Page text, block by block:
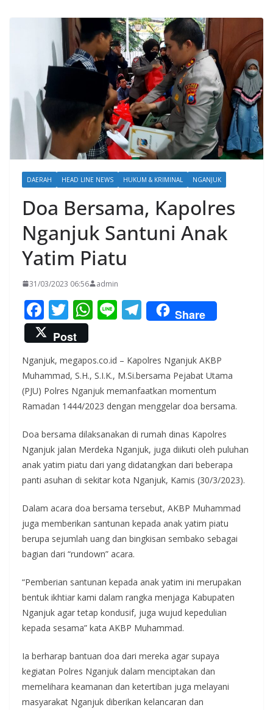
DAERAH HEAD LINE NEWS HUKUM & KRIMINAL NGANJUK
Doa Bersama, Kapolres
Nganjuk Santuni Anak
Yatim Piatu
31/03/2023 06:56 admin
F
ac
e
b
o
o
k
T
w
itt
er
W
s
A
p
p
Li T
el
gr
a
m
Share
Post
Nganjuk, megapos.co.id – Kapolres Nganjuk AKBP
Muhammad, S.H., S.I.K., M.Si.bersama Pejabat Utama
(PJU) Polres Nganjuk memanfaatkan momentum
Ramadan 1444/2023 dengan menggelar doa bersama.
Doa bersama dilaksanakan di rumah dinas Kapolres
Nganjuk jalan Merdeka Nganjuk, juga diikuti oleh puluhan
anak yatim piatu dari yang didatangkan dari beberapa
panti asuhan di sekitar kota Nganjuk, Kamis (30/3/2023).
Dalam acara doa bersama tersebut, AKBP Muhammad
juga memberikan santunan kepada anak yatim piatu
berupa sejumlah uang dan bingkisan sembako sebagai
bagian dari “rundown” acara.
“Pemberian santunan kepada anak yatim ini merupakan
bentuk ikhtiar kami dalam rangka menjaga Kabupaten
Nganjuk agar tetap kondusif, juga wujud kepedulian
kepada sesama” kata AKBP Muhammad.
Ia berharap bantuan doa dari mereka agar supaya
kegiatan Polres Nganjuk dalam menciptakan dan
memelihara keamanan dan ketertiban juga melayani
masyarakat Nganjuk diberikan kelancaran dan